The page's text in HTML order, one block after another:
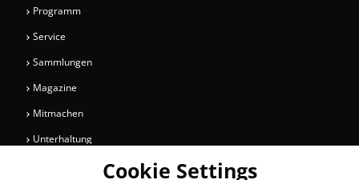
Programm
Service
Sammlungen
Magazine
Mitmachen
Unterhaltung
Cookie Settings